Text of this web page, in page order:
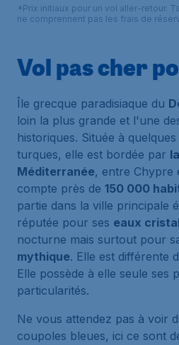
*Prix initiaux pour un vol aller-retour.
ne comprennent pas les frais de
Vol pas cher
Île grecque paradisiaque du
loin la plus grande et l'une
historiques. Située à
turques, elle est bordée par
Méditerranée, entre Chypre
compte près de 150 000
partie dans la ville principale
réputée pour ses eaux
nocturne mais surtout pour
mythique. Elle est différente
Elle possède à elle seule ses
particularités.
Ne vous attendez pas à voir
coupoles bleues, ici ce sont